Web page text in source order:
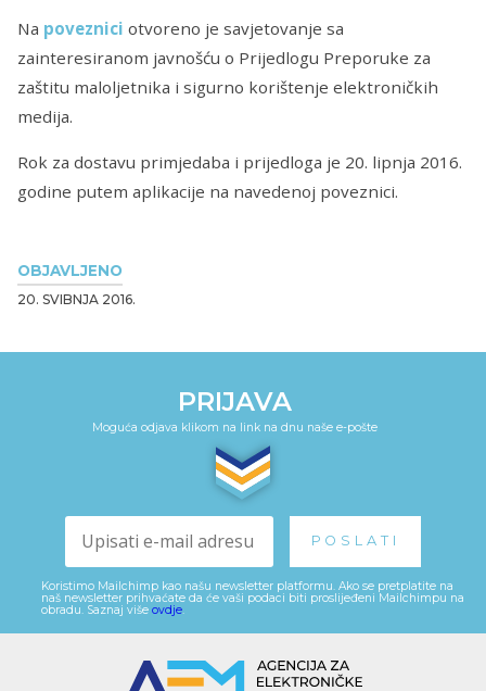
OBJAVLJENO
20. SVIBNJA 2016.
Na poveznici otvoreno je savjetovanje sa
zainteresiranom javnošću o Prijedlogu Preporuke za
zaštitu maloljetnika i sigurno korištenje elektroničkih
medija.
Rok za dostavu primjedaba i prijedloga je 20. lipnja 2016.
godine putem aplikacije na navedenoj poveznici.
PRIJAVA
Moguća odjava klikom na link na dnu naše e-pošte
Koristimo Mailchimp kao našu newsletter platformu. Ako se pretplatite na
naš newsletter prihvaćate da će vaši podaci biti proslijeđeni Mailchimpu na
obradu. Saznaj više ovdje.